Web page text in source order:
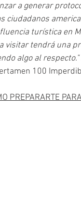
a generar
ciudadanos
turística en
visitar tendrá una
algo al respecto."
100
PREPARARTE